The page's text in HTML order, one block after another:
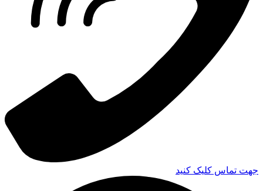
جهت تماس کلیک کنید